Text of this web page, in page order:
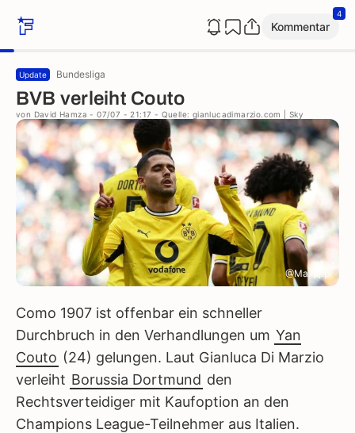
Kommentar
4
Update Bundesliga
BVB verleiht Couto
von David Hamza - 07/07 - 21:17 - Quelle: gianlucadimarzio.com | Sky
@Maxppp
Como 1907 ist offenbar ein schneller
Durchbruch in den Verhandlungen um Yan
Couto (24) gelungen. Laut Gianluca Di Marzio
verleiht Borussia Dortmund den
Rechtsverteidiger mit Kaufoption an den
Champions League-Teilnehmer aus Italien.